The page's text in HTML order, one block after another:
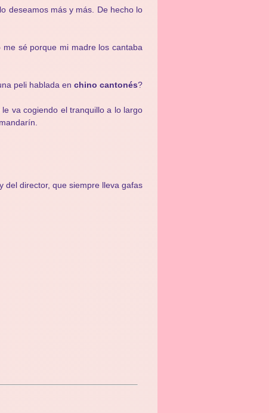
deseamos más y más. De hecho lo
me sé porque mi madre los cantaba
peli hablada en chino cantonés?
va cogiendo el tranquillo a lo largo
del director, que siempre lleva gafas